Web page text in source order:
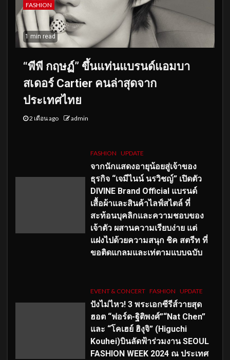
FASHION
1 min read
“พีพี กฤษฏ์” ขึ้นแท่นแบรนด์แอมบา
สเดอร์ Cartier คนล่าสุดจาก
ประเทศไทย
2 เดือน ago admin
FASHION UPDATE
จากนักแสดงอายุน้อยสู่เจ้าของ
ธุรกิจ “เจมีไนน์ นรวิชญ์” เปิดตัว
DIVINE Brand Official แบรนด์
เสื้อผ้าและสินค้าไลฟ์สไตล์ ที่
สะท้อนบุคลิกและความชอบของ
เจ้าตัว ผสานความเรียบง่าย แต่
แฝงไปด้วยความสนุก ชิค สตรีท ที่
ขอติดแกลมและเท่ตามแบบฉบับ
EVENT & CONCERT FASHION UPDATE
ปังไม่ไหว! 3 พระเอกซีรีส์วายสุด
ฮอต “ฟอร์ด-ฐิติพงศ์”“Nat Chen”
และ “โคเฮย์ ฮิงุจิ” (Higuchi
Kouhei)บินลัดฟ้าร่วมงาน SEOUL
FASHION WEEK 2024 ณ ประเทศ